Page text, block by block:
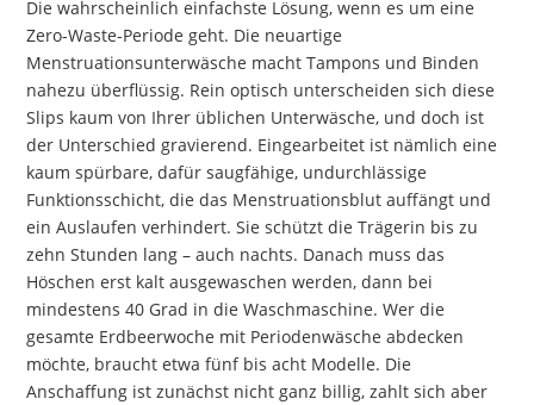
Die wahrscheinlich einfachste Lösung, wenn es um eine
Zero-Waste-Periode geht. Die neuartige
Menstruationsunterwäsche macht Tampons und Binden
nahezu überflüssig. Rein optisch unterscheiden sich diese
Slips kaum von Ihrer üblichen Unterwäsche, und doch ist
der Unterschied gravierend. Eingearbeitet ist nämlich eine
kaum spürbare, dafür saugfähige, undurchlässige
Funktionsschicht, die das Menstruationsblut auffängt und
ein Auslaufen verhindert. Sie schützt die Trägerin bis zu
zehn Stunden lang – auch nachts. Danach muss das
Höschen erst kalt ausgewaschen werden, dann bei
mindestens 40 Grad in die Waschmaschine. Wer die
gesamte Erdbeerwoche mit Periodenwäsche abdecken
möchte, braucht etwa fünf bis acht Modelle. Die
Anschaffung ist zunächst nicht ganz billig, zahlt sich aber